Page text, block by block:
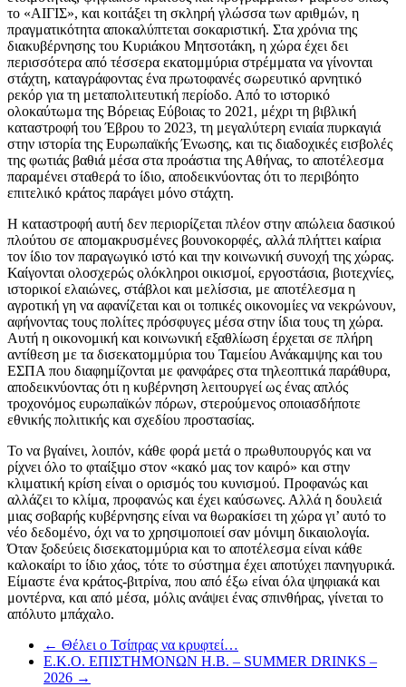
το «ΑΙΓΙΣ», και κοιτάξει τη σκληρή γλώσσα των αριθμών, η
πραγματικότητα αποκαλύπτεται σοκαριστική. Στα χρόνια της
διακυβέρνησης του Κυριάκου Μητσοτάκη, η χώρα έχει δει
περισσότερα από τέσσερα εκατομμύρια στρέμματα να γίνονται
στάχτη, καταγράφοντας ένα πρωτοφανές σωρευτικό αρνητικό
ρεκόρ για τη μεταπολιτευτική περίοδο. Από το ιστορικό
ολοκαύτωμα της Βόρειας Εύβοιας το 2021, μέχρι τη βιβλική
καταστροφή του Έβρου το 2023, τη μεγαλύτερη ενιαία πυρκαγιά
στην ιστορία της Ευρωπαϊκής Ένωσης, και τις διαδοχικές εισβολές
της φωτιάς βαθιά μέσα στα προάστια της Αθήνας, το αποτέλεσμα
παραμένει σταθερά το ίδιο, αποδεικνύοντας ότι το περιβόητο
επιτελικό κράτος παράγει μόνο στάχτη.
Η καταστροφή αυτή δεν περιορίζεται πλέον στην απώλεια δασικού
πλούτου σε απομακρυσμένες βουνοκορφές, αλλά πλήττει καίρια
τον ίδιο τον παραγωγικό ιστό και την κοινωνική συνοχή της χώρας.
Καίγονται ολοσχερώς ολόκληροι οικισμοί, εργοστάσια, βιοτεχνίες,
ιστορικοί ελαιώνες, στάβλοι και μελίσσια, με αποτέλεσμα η
αγροτική γη να αφανίζεται και οι τοπικές οικονομίες να νεκρώνουν,
αφήνοντας τους πολίτες πρόσφυγες μέσα στην ίδια τους τη χώρα.
Αυτή η οικονομική και κοινωνική εξαθλίωση έρχεται σε πλήρη
αντίθεση με τα δισεκατομμύρια του Ταμείου Ανάκαμψης και του
ΕΣΠΑ που διαφημίζονται με φανφάρες στα τηλεοπτικά παράθυρα,
αποδεικνύοντας ότι η κυβέρνηση λειτουργεί ως ένας απλός
τροχονόμος ευρωπαϊκών πόρων, στερούμενος οποιασδήποτε
εθνικής πολιτικής και σχεδίου προστασίας.
Το να βγαίνει, λοιπόν, κάθε φορά μετά ο πρωθυπουργός και να
ρίχνει όλο το φταίξιμο στον «κακό μας τον καιρό» και στην
κλιματική κρίση είναι ο ορισμός του κυνισμού. Προφανώς και
αλλάζει το κλίμα, προφανώς και έχει καύσωνες. Αλλά η δουλειά
μιας σοβαρής κυβέρνησης είναι να θωρακίσει τη χώρα γι’ αυτό το
νέο δεδομένο, όχι να το χρησιμοποιεί σαν μόνιμη δικαιολογία.
Όταν ξοδεύεις δισεκατομμύρια και το αποτέλεσμα είναι κάθε
καλοκαίρι το ίδιο χάος, τότε το σύστημα έχει αποτύχει πανηγυρικά.
Είμαστε ένα κράτος-βιτρίνα, που από έξω είναι όλα ψηφιακά και
μοντέρνα, και από μέσα, μόλις ανάψει ένας σπινθήρας, γίνεται το
απόλυτο μπάχαλο.
← Θέλει ο Τσίπρας να κρυφτεί…
Ε.Κ.Ο. ΕΠΙΣΤΗΜΟΝΩΝ Η.Β. – SUMMER DRINKS –
2026 →